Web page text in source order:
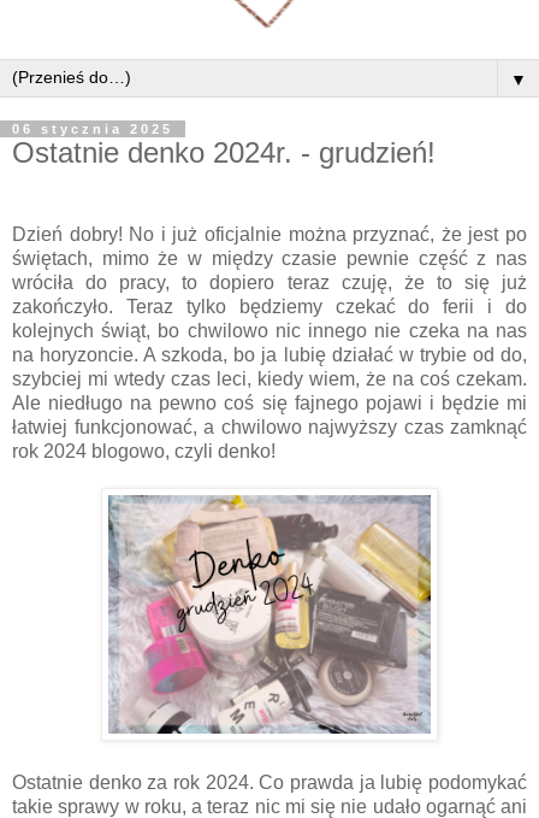
▼
06 stycznia 2025
Ostatnie denko 2024r. - grudzień!
Dzień dobry! No i już oficjalnie można przyznać, że jest po
świętach, mimo że w między czasie pewnie część z nas
wróciła do pracy, to dopiero teraz czuję, że to się już
zakończyło. Teraz tylko będziemy czekać do ferii i do
kolejnych świąt, bo chwilowo nic innego nie czeka na nas
na horyzoncie. A szkoda, bo ja lubię działać w trybie od do,
szybciej mi wtedy czas leci, kiedy wiem, że na coś czekam.
Ale niedługo na pewno coś się fajnego pojawi i będzie mi
łatwiej funkcjonować, a chwilowo najwyższy czas zamknąć
rok 2024 blogowo, czyli denko!
Ostatnie denko za rok 2024. Co prawda ja lubię podomykać
takie sprawy w roku, a teraz nic mi się nie udało ogarnąć ani